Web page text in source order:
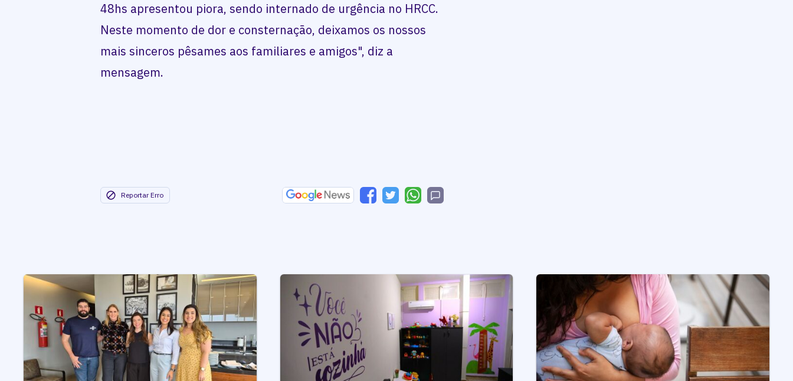
48hs apresentou piora, sendo internado de urgência no HRCC.
Neste momento de dor e consternação, deixamos os nossos
mais sinceros pêsames aos familiares e amigos", diz a
mensagem.
Reportar Erro